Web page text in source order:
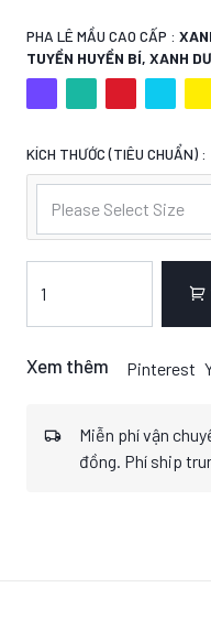
PHA LÊ MẦU CAO CẤP :
TUYỀN HUYỀN BÍ, XANH
KÍCH THƯỚC (TIÊU CHUẨN) :
Please Select Size
Xem thêm Pinterest
Miễn phí vận
đồng. Phí ship